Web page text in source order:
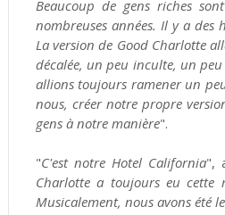
Beaucoup de gens riches
nombreuses années. Il y a des
La version de Good Charlotte
décalée, un peu inculte, un
allions toujours ramener un
nous, créer notre propre
gens à notre manière".
"C'est notre Hotel California",
Charlotte a toujours eu cette
Musicalement, nous avons été